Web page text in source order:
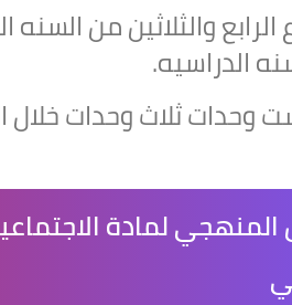
والثلاثين من السنه
الدراسيه.
وحدات ثلاث وحدات خلال
المنهجي لمادة